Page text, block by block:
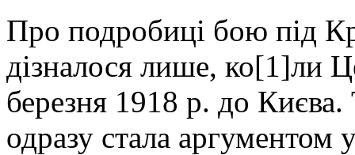
Про подробиці бою під
дізналося лише, ко[1]ли
березня 1918 р. до Києва.
одразу стала аргументом